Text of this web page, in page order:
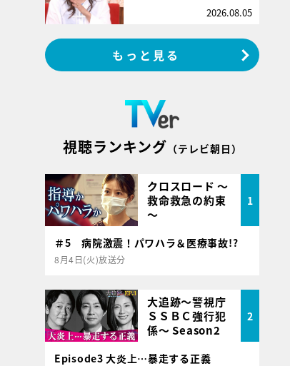
2026.08.05
もっと見る
視聴ランキング （テレビ朝日）
クロスロード ～
救命救急の約束
～
1
＃5 病院激震！パワハラ＆医療事故!?
8月4日(火)放送分
大追跡～警視庁
ＳＳＢＣ強行犯
係～ Season2
2
Episode3 大炎上…暴走する正義